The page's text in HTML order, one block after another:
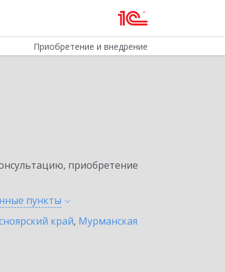
Приобретение и внедрение
приобретение
пункты
край, Мурманская